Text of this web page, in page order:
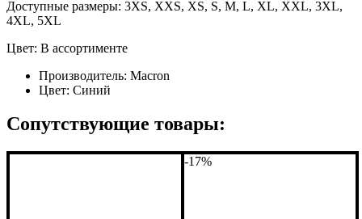
Доступные размеры: 3XS, XXS, XS, S, M, L, XL, XXL, 3XL,
4XL, 5XL
Цвет: В ассортименте
Производитель: Macron
Цвет: Синий
Сопутствующие товары:
-17%